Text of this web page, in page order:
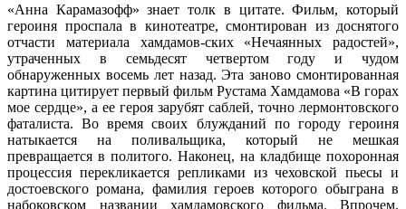
«Анна Карамазофф» знает толк в цитате. Фильм, который
героиня проспала в кинотеатре, смонтирован из доснятого
отчасти материала хамдамов-ских «Нечаянных радостей»,
утраченных в семьдесят четвертом году и чудом
обнаруженных восемь лет назад. Эта заново смонтированная
картина цитирует первый фильм Рустама Хамдамова «В горах
мое сердце», а ее героя зарубят саблей, точно лермонтовского
фаталиста. Во время своих блужданий по городу героиня
натыкается на поливальщика, который не мешкая
превращается в политого. Наконец, на кладбище похоронная
процессия перекликается репликами из чеховской пьесы и
достоевского романа, фамилия героев которого обыграна в
набоковском названии хамдамовского фильма. Впрочем,